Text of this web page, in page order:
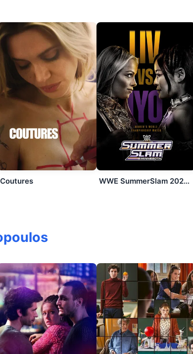
Coutures WWE SummerSlam 2026: Saturday